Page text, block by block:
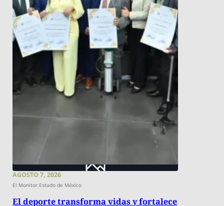
AGOSTO 7, 2026
El Monitor Estado de México
El deporte transforma vidas y fortalece